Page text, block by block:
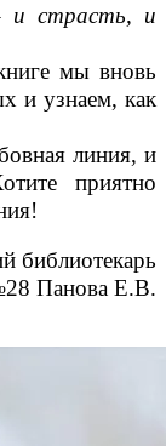
и страсть, и
мы вновь
и узнаем, как
линия, и
приятно
библиотекарь
Панова Е.В.